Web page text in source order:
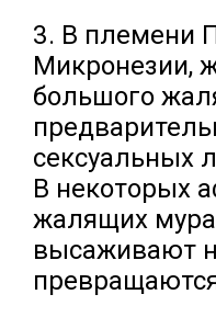
3. В племени
Микронезии,
большого
сексуальных
В некоторых
жалящих
высаживают